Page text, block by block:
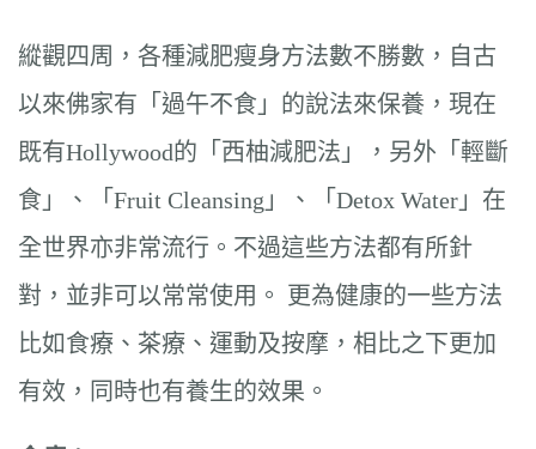
縱觀四周，各種減肥瘦身方法數不勝數，自古
以來佛家有「過午不食」的說法來保養，現在
既有Hollywood的「西柚減肥法」，另外「輕斷
食」、「Fruit Cleansing」、「Detox Water」在
全世界亦非常流行。不過這些方法都有所針
對，並非可以常常使用。 更為健康的一些方法
比如食療、茶療、運動及按摩，相比之下更加
有效，同時也有養生的效果。